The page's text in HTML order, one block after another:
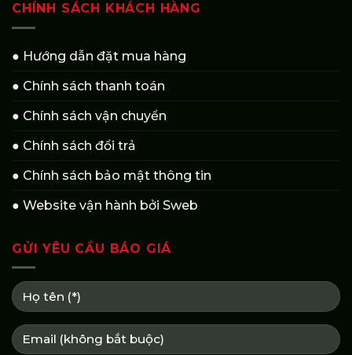
CHÍNH SÁCH KHÁCH HÀNG
● Hướng dẫn đặt mua hàng
● Chính sách thanh toán
● Chính sách vận chuyển
● Chính sách đổi trả
● Chính sách bảo mật thông tin
● Website vận hành bởi Sweb
GỬI YÊU CẦU BÁO GIÁ